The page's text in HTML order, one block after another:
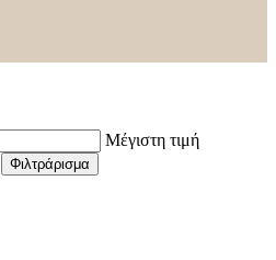
Μέγιστη τιμή
Φιλτράρισμα